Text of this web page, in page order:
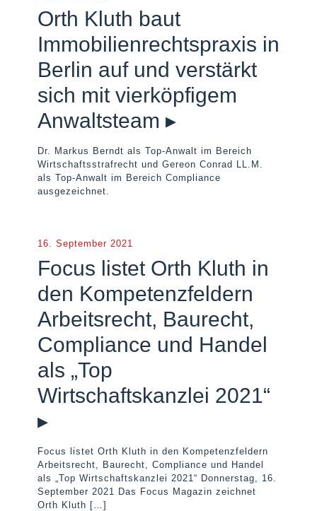
Orth Kluth baut
Immobilienrechtspraxis in
Berlin auf und verstärkt
sich mit vierköpfigem
Anwaltsteam ▸
Dr. Markus Berndt als Top-Anwalt im Bereich
Wirtschaftsstrafrecht und Gereon Conrad LL.M.
als Top-Anwalt im Bereich Compliance
ausgezeichnet.
16. September 2021
Focus listet Orth Kluth in
den Kompetenzfeldern
Arbeitsrecht, Baurecht,
Compliance und Handel
als „Top
Wirtschaftskanzlei 2021“
▸
Focus listet Orth Kluth in den Kompetenzfeldern
Arbeitsrecht, Baurecht, Compliance und Handel
als „Top Wirtschaftskanzlei 2021“ Donnerstag, 16.
September 2021 Das Focus Magazin zeichnet
Orth Kluth […]